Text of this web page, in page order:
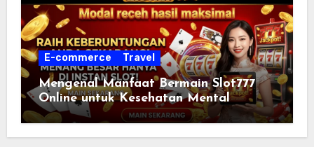
E-commerce Travel
Mengenal Manfaat Bermain Slot777
Online untuk Kesehatan Mental